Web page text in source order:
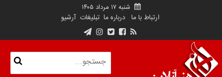
شنبه ۱۷ مرداد ۱۴۰۵
ارتباط با ما درباره ما تبلیغات آرشیو